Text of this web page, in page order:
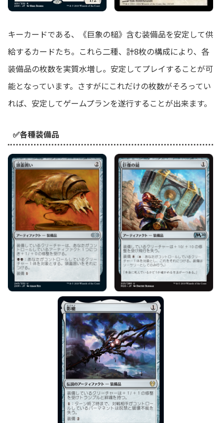
キーカードである、《巨象の槌》含む装備品を安定して供
給するカードたち。これら二種、計8枚の構成により、各
装備品の枚数を実質水増し。安定してプレイすることが可
能となっています。さすがにこれだけの枚数がそろってい
れば、安定してゲームプランを遂行することが出来ます。
✅各種装備品